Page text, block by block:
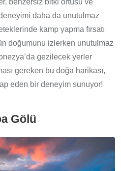
benzersiz bitki örtüsü ve
daha da unutulmaz
kamp yapma fırsatı
doğumunu izlerken unutulmaz
gezilecek yerler
gereken bu doğa harikası,
eden bir deneyim sunuyor!
Gölü